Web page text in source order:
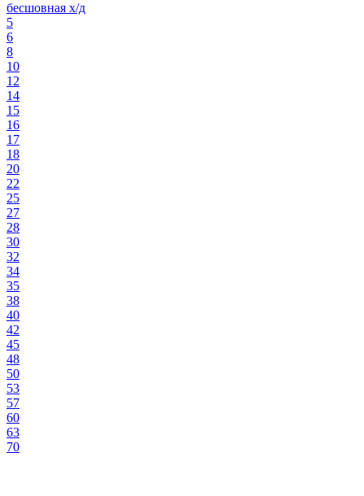
бесшовная х/д
5
6
8
10
12
14
15
16
17
18
20
22
25
27
28
30
32
34
35
38
40
42
45
48
50
53
57
60
63
70